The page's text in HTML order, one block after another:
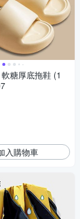
糖厚底拖鞋 (1
入購物車